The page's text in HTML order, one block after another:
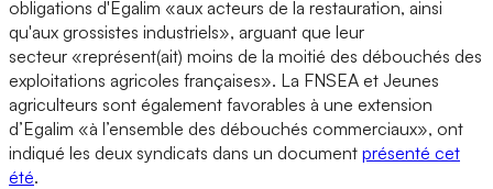
obligations d'Egalim «aux acteurs de la restauration, ainsi
qu'aux grossistes industriels», arguant que leur
secteur «représent(ait) moins de la moitié des débouchés des
exploitations agricoles françaises». La FNSEA et Jeunes
agriculteurs sont également favorables à une extension
d’Egalim «à l’ensemble des débouchés commerciaux», ont
indiqué les deux syndicats dans un document présenté cet
été.